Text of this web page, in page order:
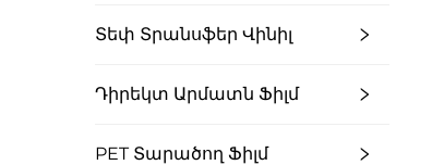
Տեփ Տրանսֆեր Վինիլ
Դիրեկտ Արմատն Ֆիլմ
PET Տարածող Ֆիլմ